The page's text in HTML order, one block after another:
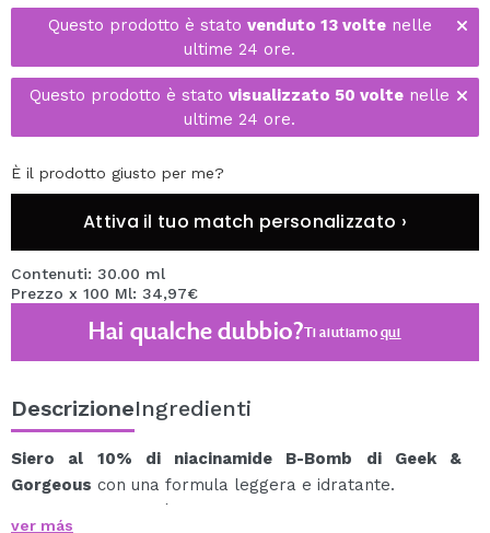
Questo prodotto è stato venduto 13 voltenelle
ultime 24 ore.
Questo prodotto è stato visualizzato 50 volte nelle
ultime 24 ore.
È il prodotto giusto per me?
Attiva il tuo match personalizzato ›
Contenuti: 30.00 ml
Prezzo x 100 Ml: 34,97€
Hai qualche dubbio?Ti aiutiamoqui
DescrizioneIngredienti
Siero al 10% di niacinamide B-Bomb di Geek &
Gorgeous con una formula leggera e idratante.
La niacinamide è un ingrediente multifunzionale
ver más